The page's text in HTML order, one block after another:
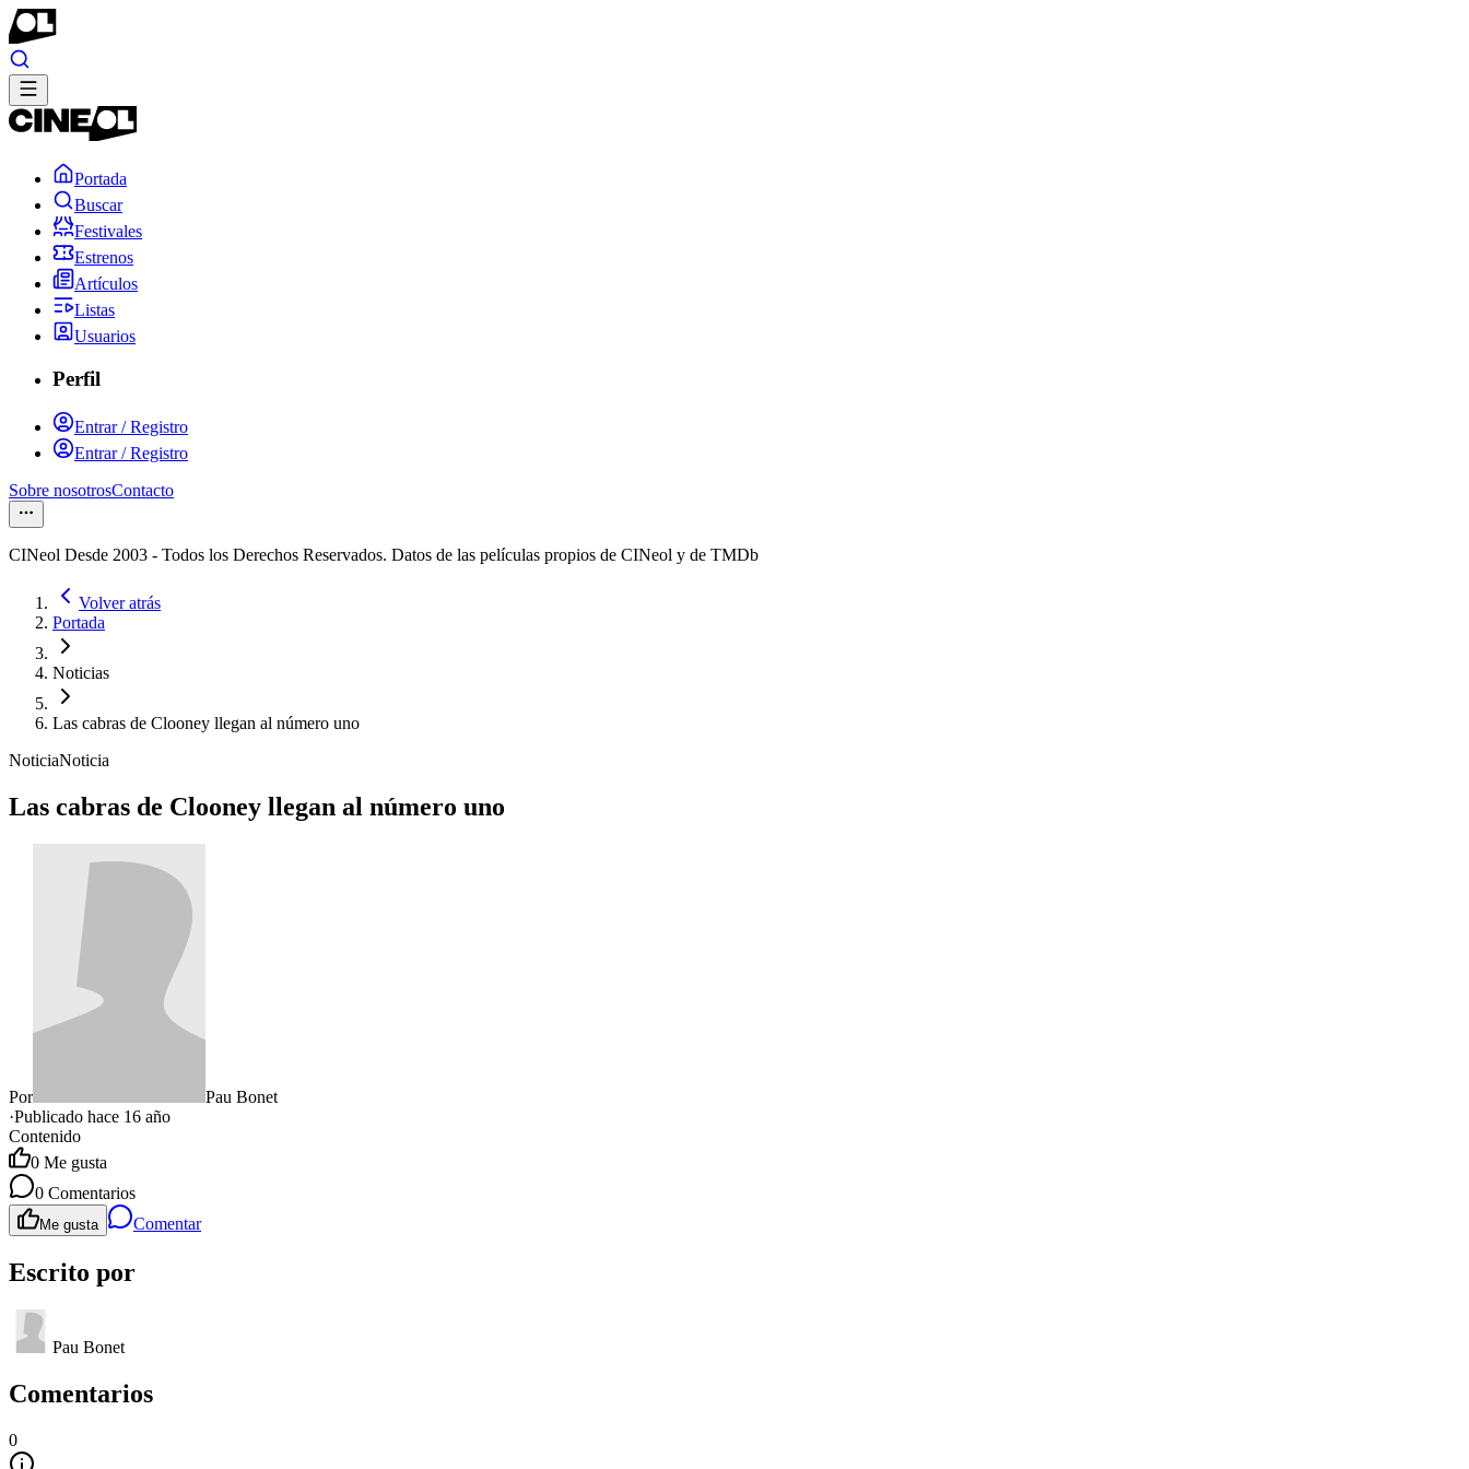
Portada
Buscar
Festivales
Estrenos
Artículos
Listas
Usuarios
Perfil
Entrar / Registro
Entrar / Registro
Sobre nosotrosContacto
CINeol Desde 2003 - Todos los Derechos Reservados. Datos de las películas propios de CINeol y de TMDb
Volver atrás
Portada
Noticias
Las cabras de Clooney llegan al número uno
NoticiaNoticia
Las cabras de Clooney llegan al número uno
Por
Pau Bonet
·Publicado hace 16 año
Contenido
0 Me gusta
0 Comentarios
Me gusta Comentar
Escrito por
Pau Bonet
Comentarios
0